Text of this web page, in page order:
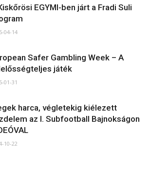
EGYMI-ben járt a Fradi Suli
04-14
Safer Gambling Week – A
játék
01-31
harca, végletekig kiélezett
az I. Subfootball Bajnokságon
10-22